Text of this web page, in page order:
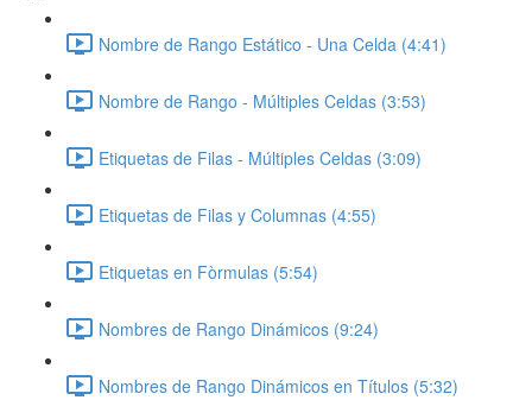
Nombre de Rango Estático - Una Celda (4:41)
Nombre de Rango - Múltiples Celdas (3:53)
Etiquetas de Filas - Múltiples Celdas (3:09)
Etiquetas de Filas y Columnas (4:55)
Etiquetas en Fòrmulas (5:54)
Nombres de Rango Dinámicos (9:24)
Nombres de Rango Dinámicos en Títulos (5:32)